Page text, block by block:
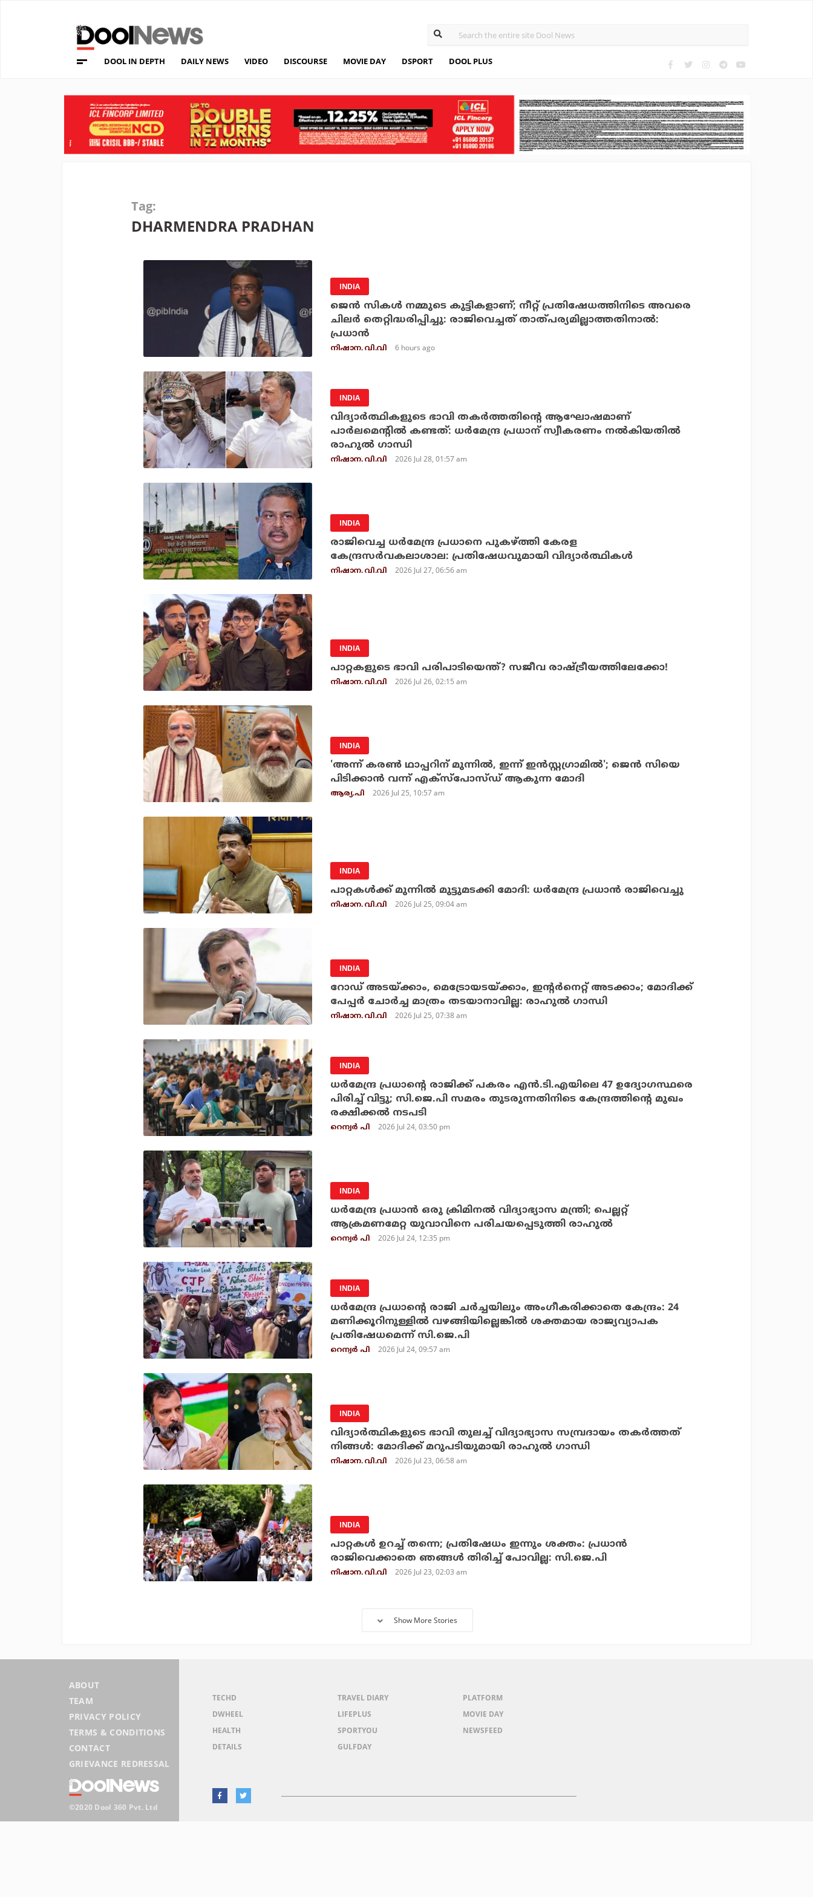
DOOL IN DEPTH DAILY NEWS VIDEO DISCOURSE MOVIE DAY DSPORT DOOL PLUS
Tag:
DHARMENDRA PRADHAN
INDIA
ജെന്‍ സികള്‍ നമ്മുടെ കുട്ടികളാണ്; നീറ്റ് പ്രതിഷേധത്തിനിടെ അവരെ
ചിലര്‍ തെറ്റിദ്ധരിപ്പിച്ചു: രാജിവെച്ചത് താത്പര്യമില്ലാത്തതിനാല്‍:
പ്രധാന്‍
നിഷാന. വി.വി 6 hours ago
INDIA
വിദ്യാര്‍ത്ഥികളുടെ ഭാവി തകര്‍ത്തതിന്റെ ആഘോഷമാണ്
പാര്‍ലമെന്റില്‍ കണ്ടത്: ധര്‍മേന്ദ്ര പ്രധാന് സ്വീകരണം നല്‍കിയതില്‍
രാഹുല്‍ ഗാന്ധി
നിഷാന. വി.വി 2026 Jul 28, 01:57 am
INDIA
രാജിവെച്ച ധര്‍മേന്ദ്ര പ്രധാനെ പുകഴ്ത്തി കേരള
കേന്ദ്രസര്‍വകലാശാല: പ്രതിഷേധവുമായി വിദ്യാര്‍ത്ഥികള്‍
നിഷാന. വി.വി 2026 Jul 27, 06:56 am
INDIA
പാറ്റകളുടെ ഭാവി പരിപാടിയെന്ത്? സജീവ രാഷ്ട്രീയത്തിലേക്കോ!
നിഷാന. വി.വി 2026 Jul 26, 02:15 am
INDIA
'അന്ന് കരണ്‍ ഥാപ്പറിന് മുന്നില്‍, ഇന്ന് ഇന്‍സ്റ്റഗ്രാമില്‍'; ജെന്‍ സിയെ
പിടിക്കാന്‍ വന്ന് എക്‌സ്‌പോസ്ഡ് ആകുന്ന മോദി
ആര്യ.പി 2026 Jul 25, 10:57 am
INDIA
പാറ്റകള്‍ക്ക് മുന്നില്‍ മുട്ടുമടക്കി മോദി: ധര്‍മേന്ദ്ര പ്രധാന്‍ രാജിവെച്ചു
നിഷാന. വി.വി 2026 Jul 25, 09:04 am
INDIA
റോഡ് അടയ്ക്കാം, മെട്രോയടയ്ക്കാം, ഇന്റര്‍നെറ്റ് അടക്കാം; മോദിക്ക്
പേപ്പര്‍ ചോര്‍ച്ച മാത്രം തടയാനാവില്ല: രാഹുല്‍ ഗാന്ധി
നിഷാന. വി.വി 2026 Jul 25, 07:38 am
INDIA
ധര്‍മേന്ദ്ര പ്രധാന്റെ രാജിക്ക് പകരം എന്‍.ടി.എയിലെ 47 ഉദ്യോഗസ്ഥരെ
പിരിച്ച് വിട്ടു; സി.ജെ.പി സമരം തുടരുന്നതിനിടെ കേന്ദ്രത്തിന്റെ മുഖം
രക്ഷിക്കല്‍ നടപടി
റെന്വര്‍ പി 2026 Jul 24, 03:50 pm
INDIA
ധര്‍മേന്ദ്ര പ്രധാന്‍ ഒരു ക്രിമിനല്‍ വിദ്യാഭ്യാസ മന്ത്രി; പെല്ലറ്റ്
ആക്രമണമേറ്റ യുവാവിനെ പരിചയപ്പെടുത്തി രാഹുല്‍
റെന്വര്‍ പി 2026 Jul 24, 12:35 pm
INDIA
ധര്‍മേന്ദ്ര പ്രധാന്റെ രാജി ചര്‍ച്ചയിലും അംഗീകരിക്കാതെ കേന്ദ്രം: 24
മണിക്കൂറിനുള്ളില്‍ വഴങ്ങിയില്ലെങ്കില്‍ ശക്തമായ രാജ്യവ്യാപക
പ്രതിഷേധമെന്ന് സി.ജെ.പി
റെന്വര്‍ പി 2026 Jul 24, 09:57 am
INDIA
വിദ്യാര്‍ത്ഥികളുടെ ഭാവി തുലച്ച് വിദ്യാഭ്യാസ സമ്പ്രദായം തകര്‍ത്തത്
നിങ്ങള്‍: മോദിക്ക് മറുപടിയുമായി രാഹുല്‍ ഗാന്ധി
നിഷാന. വി.വി 2026 Jul 23, 06:58 am
INDIA
പാറ്റകള്‍ ഉറച്ച് തന്നെ; പ്രതിഷേധം ഇന്നും ശക്തം: പ്രധാന്‍
രാജിവെക്കാതെ ഞങ്ങള്‍ തിരിച്ച് പോവില്ല: സി.ജെ.പി
നിഷാന. വി.വി 2026 Jul 23, 02:03 am
Show More Stories
ABOUT
TEAM
PRIVACY POLICY
TERMS & CONDITIONS
CONTACT
GRIEVANCE REDRESSAL
©2020 Dool 360 Pvt. Ltd
TECHD
DWHEEL
HEALTH
DETAILS
TRAVEL DIARY
LIFEPLUS
SPORTYOU
GULFDAY
PLATFORM
MOVIE DAY
NEWSFEED